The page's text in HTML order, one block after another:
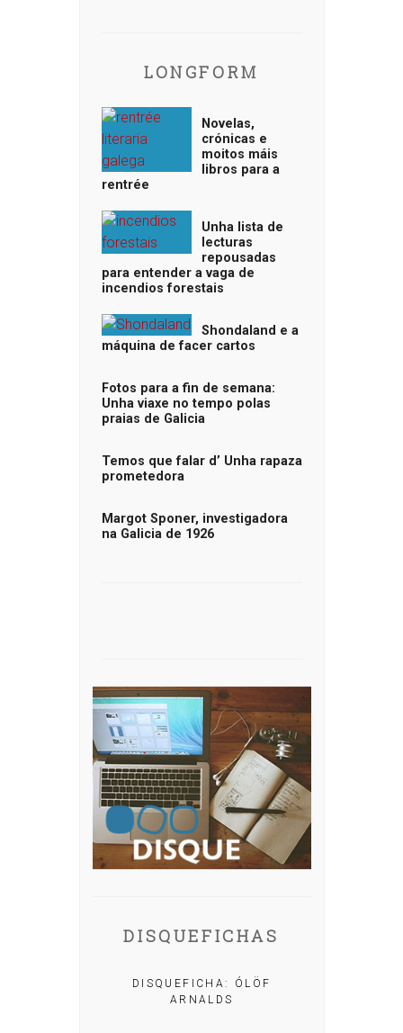
LONGFORM
Novelas,
crónicas e
moitos máis
libros para a
rentrée
Unha lista de
lecturas
repousadas
para entender a vaga de
incendios forestais
Shondaland e a
máquina de facer cartos
Fotos para a fin de semana:
Unha viaxe no tempo polas
praias de Galicia
Temos que falar d’ Unha rapaza
prometedora
Margot Sponer, investigadora
na Galicia de 1926
DISQUEFICHAS
DISQUEFICHA: ÓLÖF
ARNALDS